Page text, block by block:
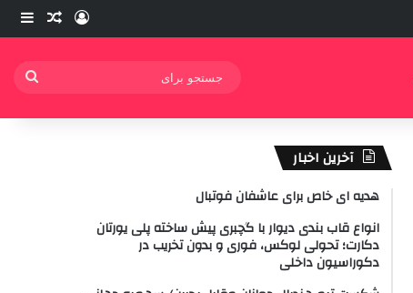
ورود نوشته
آخرین اخبار
هدیه ای خاص برای عاشفان فوتبال
انواع قاب بندی دیوار با گچبری پیش ساخته پلی یورتان
دکارت؛ تحولی لوکس، فوری و بدون تخریب در
دکوراسیون داخلی